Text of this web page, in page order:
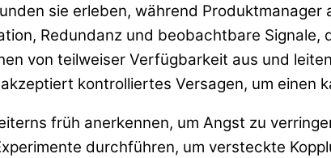
sie erleben, während
Redundanz und beobachtbare
von teilweiser Verfügbarkeit aus und
kontrolliertes Versagen, um einen
früh anerkennen, um Angst zu
durchführen, um versteckte